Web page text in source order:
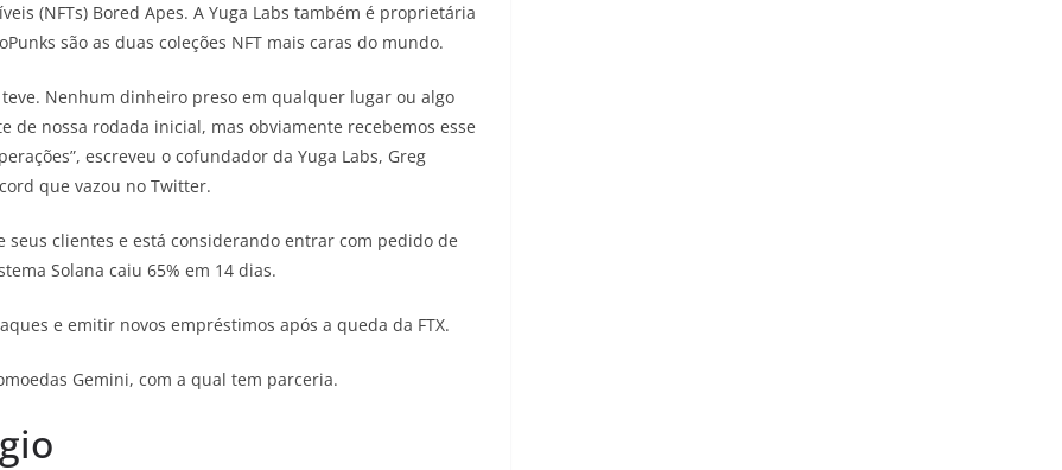
(NFTs) Bored Apes. A Yuga Labs também é proprietária
são as duas coleções NFT mais caras do mundo.
Nenhum dinheiro preso em qualquer lugar ou algo
de nossa rodada inicial, mas obviamente recebemos esse
escreveu o cofundador da Yuga Labs, Greg
que vazou no Twitter.
seus clientes e está considerando entrar com pedido de
Solana caiu 65% em 14 dias.
e emitir novos empréstimos após a queda da FTX.
Gemini, com a qual tem parceria.